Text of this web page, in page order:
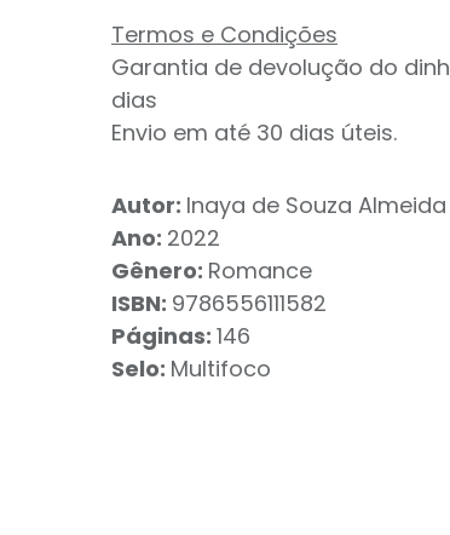
Termos e Condições
Garantia de devolução do
dias
Envio em até 30 dias úteis.
Autor: Inaya de Souza Almeida
Ano: 2022
Gênero: Romance
ISBN: 9786556111582
Páginas: 146
Selo: Multifoco